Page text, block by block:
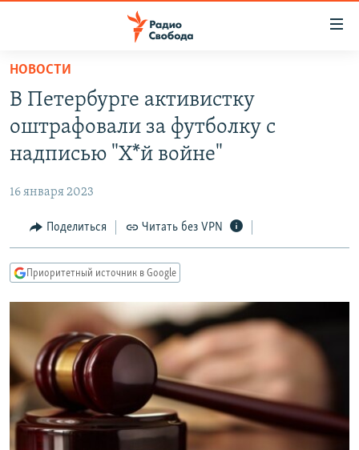
упрощенного
доступа
основному
Вернутся
Вернутся
ПРОГРАММЫ
ПОДКАСТЫ
АВТОРСКИЕ ПРОЕКТЫ
МНЕНИЯ
КУЛЬТУРА
КАВКАЗ.РЕАЛИИ
СЕВЕР.РЕАЛИИ
СИБИРЬ.РЕАЛИИ
РАСПИСАНИЕ ВЕЩАНИЯ
ПОДПИШИТЕСЬ НА РАССЫЛКУ
НОВОСТИ
В Петербурге активистку
оштрафовали за футболку с
надписью "Х*й войне"
16 января 2023
Поделиться Читать без VPN
Приоритетный источник в Google